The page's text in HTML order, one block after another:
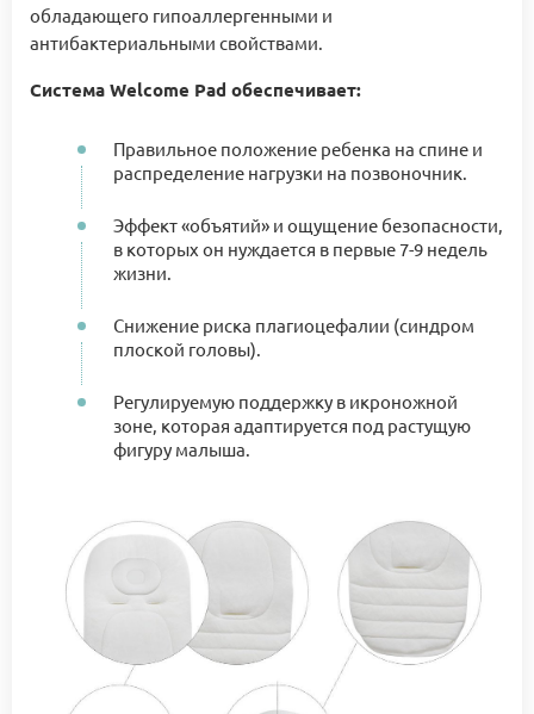
обладающего гипоаллергенными и
антибактериальными свойствами.
Система Welcome Pad обеспечивает:
Правильное положение ребенка на спине и
распределение нагрузки на позвоночник.
Эффект «объятий» и ощущение безопасности,
в которых он нуждается в первые 7-9 недель
жизни.
Снижение риска плагиоцефалии (синдром
плоской головы).
Регулируемую поддержку в икроножной
зоне, которая адаптируется под растущую
фигуру малыша.